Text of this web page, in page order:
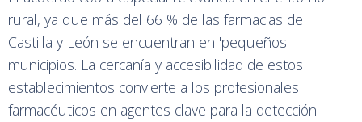
rural, ya que más del 66 % de las farmacias de
Castilla y León se encuentran en 'pequeños'
municipios. La cercanía y accesibilidad de estos
establecimientos convierte a los profesionales
farmacéuticos en agentes clave para la detección